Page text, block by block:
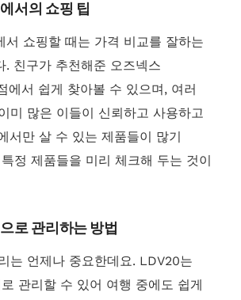
서의 쇼핑 팁
서 쇼핑할 때는 가격 비교를 잘하는
. 친구가 추천해준 오즈넥스
에서 쉽게 찾아볼 수 있으며, 여러
미 많은 이들이 신뢰하고 사용하고
서만 살 수 있는 제품들이 많기
정 제품들을 미리 체크해 두는 것이
로 관리하는 방법
는 언제나 중요한데요. LDV20는
관리할 수 있어 여행 중에도 쉽게